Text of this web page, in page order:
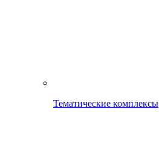
Тематические комплексы